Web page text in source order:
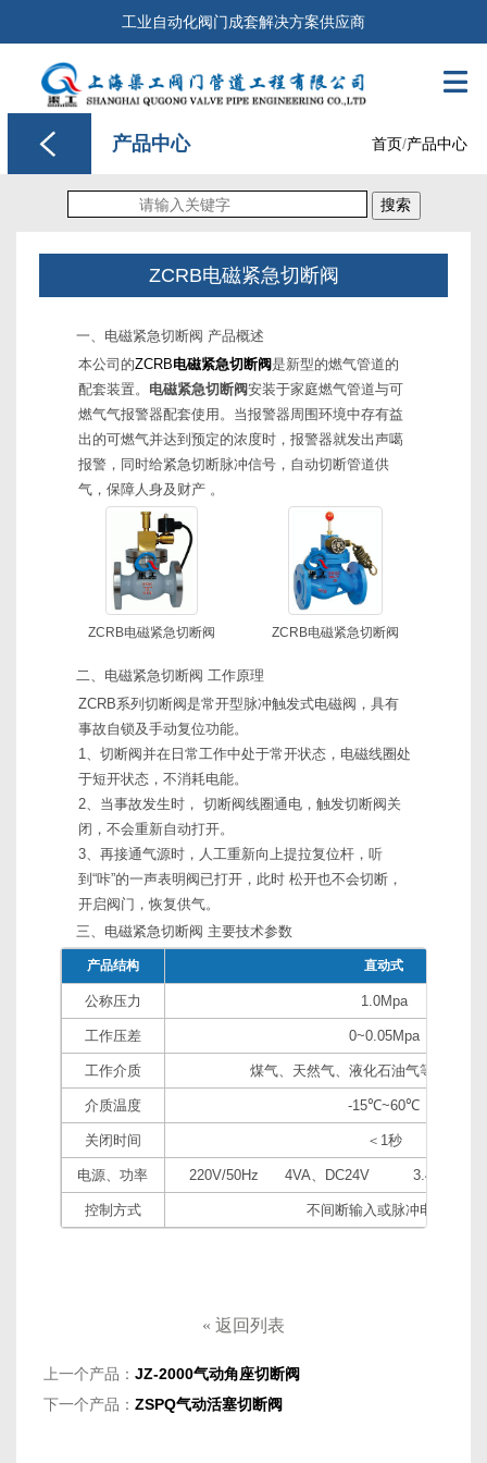
工业自动化阀门成套解决方案供应商

产品中心 首页/产品中心
搜索
ZCRB电磁紧急切断阀
一、电磁紧急切断阀 产品概述
本公司的ZCRB电磁紧急切断阀 是新型的燃气管道的
配套装置。 电磁紧急切断阀安装于家庭燃气管道与可
燃气气报警器配套使用。当报警器周围环境中存有益
出的可燃气并达到预定的浓度时，报警器就发出声噶
报警，同时给紧急切断脉冲信号，自动切断管道供
气，保障人身及财产 。
ZCRB电磁紧急切断阀 ZCRB电磁紧急切断阀
二、电磁紧急切断阀 工作原理
ZCRB系列切断阀是常开型脉冲触发式电磁阀，具有
事故自锁及手动复位功能。
1、切断阀并在日常工作中处于常开状态，电磁线圈处
于短开状态，不消耗电能。
2、当事故发生时， 切断阀线圈通电，触发切断阀关
闭，不会重新自动打开。
3、再接通气源时，人工重新向上提拉复位杆，听
到“咔”的一声表明阀已打开，此时 松开也不会切断，
开启阀门，恢复供气。
三、电磁紧急切断阀 主要技术参数
产品结构 直动式
公称压力 1.0Mpa
工作压差 0~0.05Mpa
工作介质 煤气、天然气、液化石油气等无腐蚀
介质温度 -15℃~60℃
关闭时间 ＜1秒
电源、功率 220V/50Hz 4VA、DC24V 3.4VA、
控制方式 不间断输入或脉冲电磁力
« 返回列表
上一个产品： JZ-2000气动角座切断阀
下一个产品： ZSPQ气动活塞切断阀